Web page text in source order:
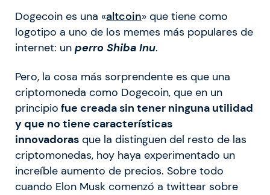
Dogecoin es una «altcoin» que tiene como
logotipo a uno de los memes más populares de
internet: un perro Shiba Inu.
Pero, la cosa más sorprendente es que una
criptomoneda como Dogecoin, que en un
principio fue creada sin tener ninguna utilidad
y que no tiene características
innovadoras que la distinguen del resto de las
criptomonedas, hoy haya experimentado un
increíble aumento de precios. Sobre todo
cuando Elon Musk comenzó a twittear sobre